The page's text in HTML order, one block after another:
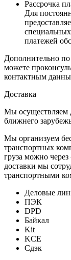
Рассрочка
Для
платежей
Дополнительно
можете
контактным
Доставка
Мы осуществляем
ближнего
Мы организуем
транспортных
груза можно
доставки мы
транспортными
Деловые
ПЭК
DPD
Байкал
Kit
KCE
Сдэк